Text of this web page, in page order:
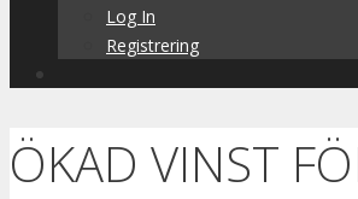
Log In
Registrering
ÖKAD VINST